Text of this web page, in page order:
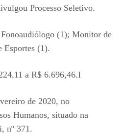
Processo Seletivo.
(1); Monitor de
Esportes (1).
a R$ 6.696,46.I
de 2020, no
Humanos, situado na
nº 371.